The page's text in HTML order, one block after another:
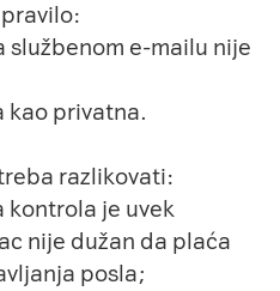
službenom e-mailu nije
kao privatna.
razlikovati:
kontrola je uvek
nije dužan da plaća
posla;